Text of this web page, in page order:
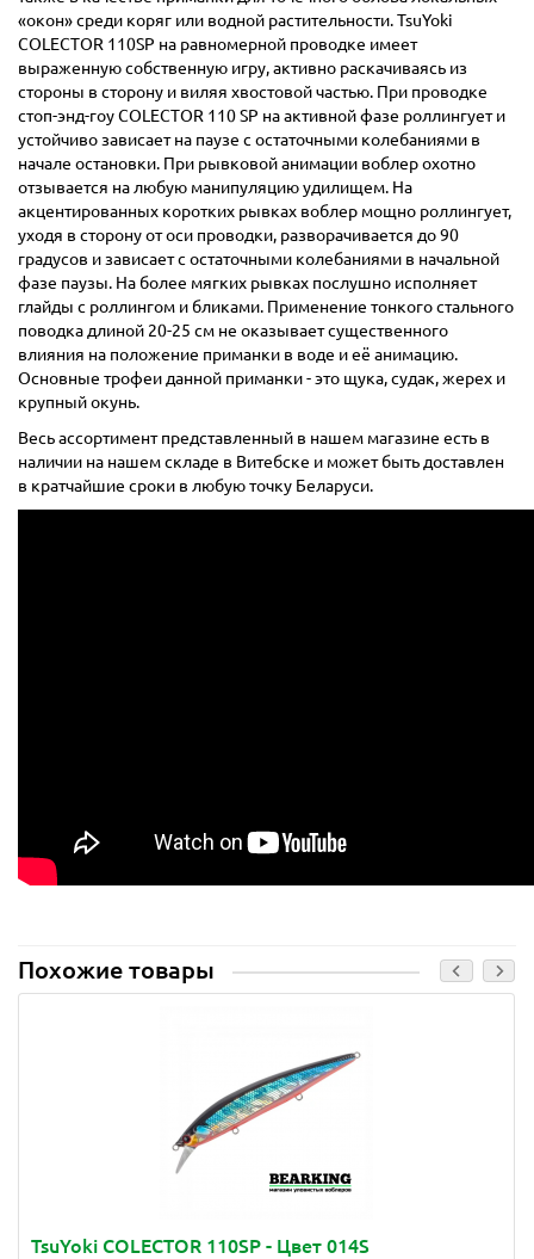
«окон» среди коряг или водной растительности. TsuYoki
COLECTOR 110SP на равномерной проводке имеет
выраженную собственную игру, активно раскачиваясь из
стороны в сторону и виляя хвостовой частью. При проводке
стоп-энд-гоу COLECTOR 110 SP на активной фазе роллингует и
устойчиво зависает на паузе с остаточными колебаниями в
начале остановки. При рывковой анимации воблер охотно
отзывается на любую манипуляцию удилищем. На
акцентированных коротких рывках воблер мощно роллингует,
уходя в сторону от оси проводки, разворачивается до 90
градусов и зависает с остаточными колебаниями в начальной
фазе паузы. На более мягких рывках послушно исполняет
глайды с роллингом и бликами. Применение тонкого стального
поводка длиной 20-25 см не оказывает существенного
влияния на положение приманки в воде и её анимацию.
Основные трофеи данной приманки - это щука, судак, жерех и
крупный окунь.
Весь ассортимент представленный в нашем магазине есть в
наличии на нашем складе в Витебске и может быть доставлен
в кратчайшие сроки в любую точку Беларуси.
Похожие товары
TsuYoki COLECTOR 110SP - Цвет 014S